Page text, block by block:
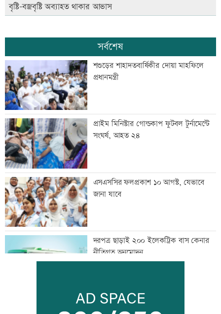
বৃষ্টি-বজ্রবৃষ্টি অব্যাহত থাকার আভাস
সর্বশেষ
শশুড়ের শাহাদতবার্ষিকীর দোয়া মাহফিলে
প্রধানমন্ত্রী
প্রাইম মিনিস্টার গোল্ডকাপ ফুটবল টুর্নামেন্টে
সংঘর্ষ, আহত ২৪
এসএসসির ফলপ্রকাশ ১০ আগস্ট, যেভাবে
জানা যাবে
দরপত্র ছাড়াই ২০০ ইলেকট্রিক বাস কেনার
নীতিগত অনুমোদন
তনু হত্যার আসামি সাবেক সেনাসদস্য
হাফিজুরকে আত্মসমর্পণের নির্দেশ